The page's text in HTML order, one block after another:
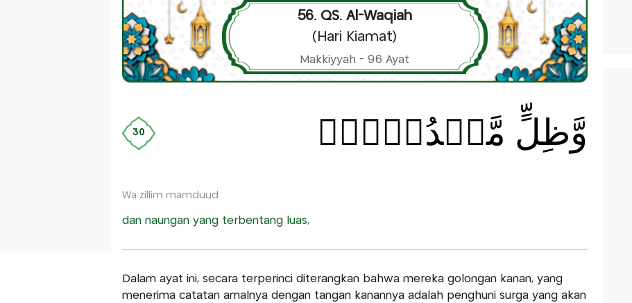
56. QS. Al-Waqiah
(Hari Kiamat)
Makkiyyah - 96 Ayat
30 وَّظِلٍّ مَّمۡدُوۡدٍۙ
Wa zillim mamduud
dan naungan yang terbentang luas,
Dalam ayat ini, secara terperinci diterangkan bahwa mereka golongan kanan, yang
menerima catatan amalnya dengan tangan kanannya adalah penghuni surga yang akan